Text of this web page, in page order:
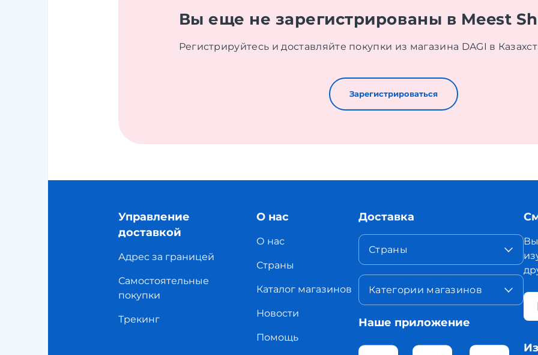
Вы еще не зарегистрированы в Meest
Регистрируйтесь и доставляйте покупки из магазина DAGI в
Зарегистрироваться
Управление
доставкой
Адрес за границей
Самостоятельные
покупки
Трекинг
О нас
О нас
Страны
Каталог магазинов
Новости
Помощь
Доставка
Страны
Категории магазинов
Наше приложение